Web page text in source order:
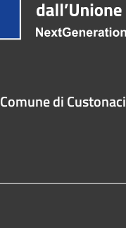
Comune di Custonaci